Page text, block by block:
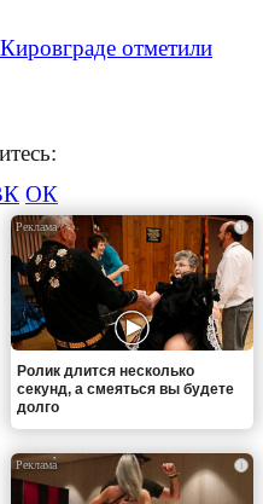
отметили
ОК
i
Ролик длится несколько
секунд, а смеяться вы будете
долго
i